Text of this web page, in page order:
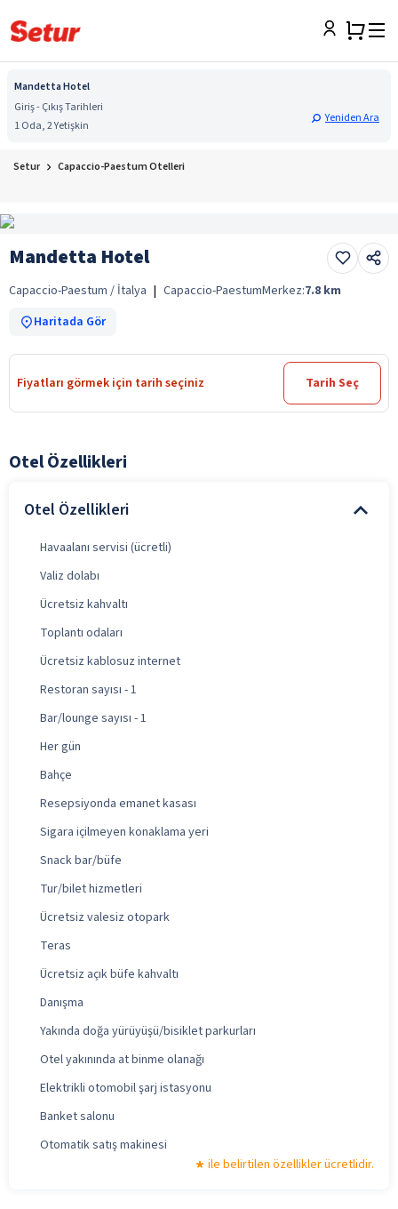
Mandetta Hotel
Giriş - Çıkış Tarihleri
1 Oda, 2 Yetişkin
Yeniden Ara
Setur Capaccio-Paestum Otelleri
Mandetta Hotel
Capaccio-Paestum / İtalya | Capaccio-PaestumMerkez:7.8 km
Haritada Gör
Fiyatları görmek için tarih seçiniz Tarih Seç
Otel Özellikleri
Otel Özellikleri
Havaalanı servisi (ücretli)
Valiz dolabı
Ücretsiz kahvaltı
Toplantı odaları
Ücretsiz kablosuz internet
Restoran sayısı - 1
Bar/lounge sayısı - 1
Her gün
Bahçe
Resepsiyonda emanet kasası
Sigara içilmeyen konaklama yeri
Snack bar/büfe
Tur/bilet hizmetleri
Ücretsiz valesiz otopark
Teras
Ücretsiz açık büfe kahvaltı
Danışma
Yakında doğa yürüyüşü/bisiklet parkurları
Otel yakınında at binme olanağı
Elektrikli otomobil şarj istasyonu
Banket salonu
Otomatik satış makinesi
ile belirtilen özellikler ücretlidir.